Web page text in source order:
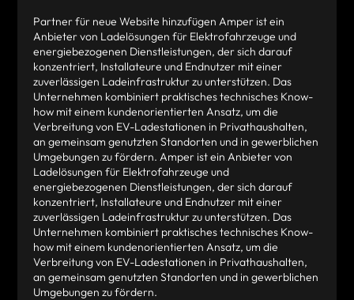
Partner für neue Website hinzufügen Amper ist ein
Anbieter von Ladelösungen für Elektrofahrzeuge und
energiebezogenen Dienstleistungen, der sich darauf
konzentriert, Installateure und Endnutzer mit einer
zuverlässigen Ladeinfrastruktur zu unterstützen. Das
Unternehmen kombiniert praktisches technisches Know-
how mit einem kundenorientierten Ansatz, um die
Verbreitung von EV-Ladestationen in Privathaushalten,
an gemeinsam genutzten Standorten und in gewerblichen
Umgebungen zu fördern. Amper ist ein Anbieter von
Ladelösungen für Elektrofahrzeuge und
energiebezogenen Dienstleistungen, der sich darauf
konzentriert, Installateure und Endnutzer mit einer
zuverlässigen Ladeinfrastruktur zu unterstützen. Das
Unternehmen kombiniert praktisches technisches Know-
how mit einem kundenorientierten Ansatz, um die
Verbreitung von EV-Ladestationen in Privathaushalten,
an gemeinsam genutzten Standorten und in gewerblichen
Umgebungen zu fördern.